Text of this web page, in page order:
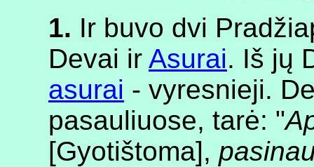
1. Ir buvo dvi
Devai ir Asurai. Iš jų
asurai - vyresnieji.
pasauliuose, tarė: "
[Gyotištoma],